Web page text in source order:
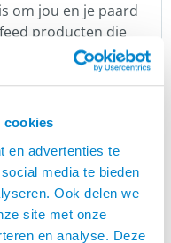
cookies
en advertenties te
media te bieden
Ook delen we
site met onze
en analyse. Deze
is om jou en je paard
producten die
Het
voor Horse
een betere
aan de hoogste
jouw paard.
een van de
houden en